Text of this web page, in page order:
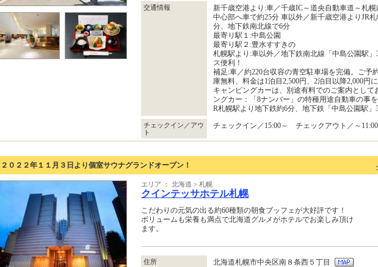
交通情報
新千歳空港より:車／千歳IC～道央自動車道～札
中心部へ車で約25分 車以外／新千歳空港よりJR
分、地下鉄南北線で6分
最寄り駅１:中島公園
最寄り駅２:豊水すすきの
札幌駅より:車以外／地下鉄南北線「中島公園駅
ス便利！
補足:車／約220台収容の青空駐車場を完備。ご予
庫無料、料金は1泊目2,500円、2泊目以降2,000円
キャンピングカーは、別途有料でのご案内とし
ングカー：「8ナンバー」の特種用途自動車の事
R札幌駅より地下鉄約6分、地下鉄「中島公園駅」
チェックイン／アウ
ト
チェックイン／15:00～ チェックアウト／～11:00
２０２２年１１月３日より個室サウナグランドオープン！
エリア ： 北海道 > 札幌
クインテッサホテル札幌
こだわりの元気の出る約60種類の朝食ブッフェが大好評です！
ボリュームも栄養も満点で北海道グルメがホテルでお楽しみ頂け
ます。
住所 北海道札幌市中央区南８条西５丁目